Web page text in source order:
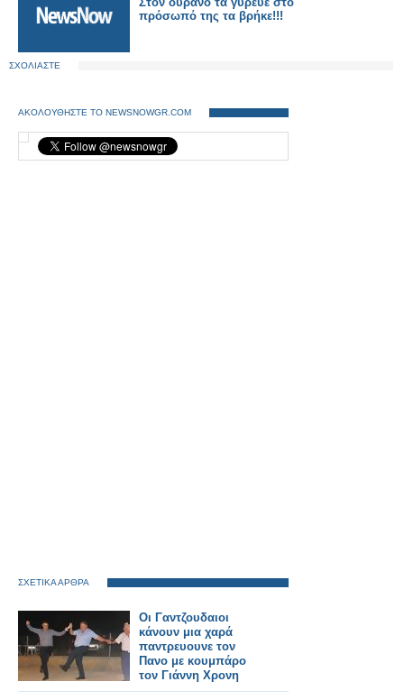
πρόσωπό της τα βρήκε!!!
ΣΧΟΛΙΑΣΤΕ
ΑΚΟΛΟΥΘΗΣΤΕ ΤΟ NEWSNOWGR.COM
ΣΧΕΤΙΚΑ ΑΡΘΡΑ
Οι Γαντζουδαιοι
κάνουν μια χαρά
παντρευουνε τον
Πανο με κουμπάρο
τον Γιάννη Χρονη